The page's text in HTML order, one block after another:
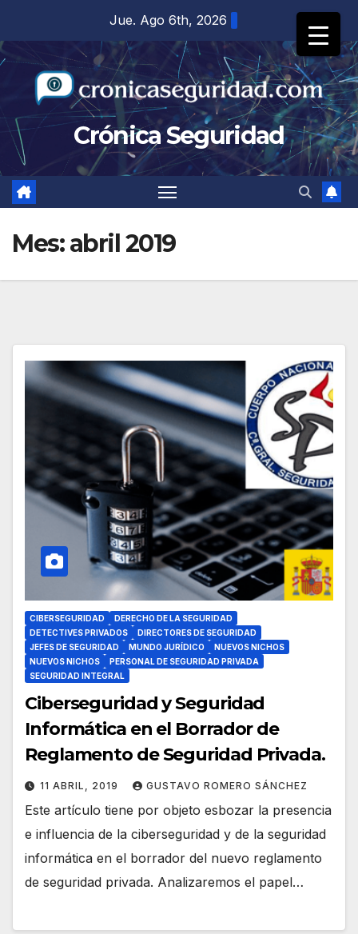
contenido
Jue. Ago 6th, 2026
Crónica Seguridad
Mes:abril 2019
CIBERSEGURIDAD
DERECHO DE LA SEGURIDAD
DETECTIVES PRIVADOS
DIRECTORES DE SEGURIDAD
JEFES DE SEGURIDAD
MUNDO JURÍDICO
NUEVOS NICHOS
NUEVOS NICHOS
PERSONAL DE SEGURIDAD PRIVADA
SEGURIDAD INTEGRAL
Ciberseguridad y Seguridad
Informática en el Borrador de
Reglamento de Seguridad Privada.
11 ABRIL, 2019 GUSTAVO ROMERO SÁNCHEZ
Este artículo tiene por objeto esbozar la presencia
e influencia de la ciberseguridad y de la seguridad
informática en el borrador del nuevo reglamento
de seguridad privada. Analizaremos el papel…